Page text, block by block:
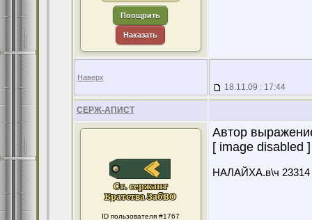
Поощрить
Наказать
Наверх
18.11.09 : 17:44
СЕРЖ-АПИСТ
ID пользователя #1767
Автор
[ image disabled
НАЛАЙХА.в\ч 23314